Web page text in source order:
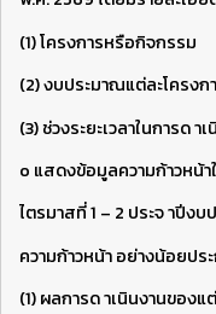
(1) โครงการหรือกิจกรรม
(2) งบประมาณแต่ละโครง
(3) ช่วงระยะเวลาในการด
o แสดงข้อมูลความก้าวหน้า
ไตรมาสที่ 1 – 2 ประจ าปีง
ความก้าวหน้า อย่างน้อยปร
(1) ผลการด าเนินงานของ